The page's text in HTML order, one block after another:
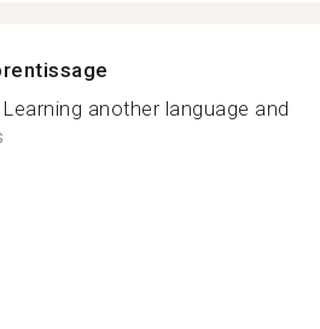
another language and